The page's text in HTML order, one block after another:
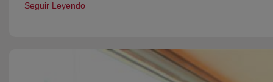
Seguir Leyendo